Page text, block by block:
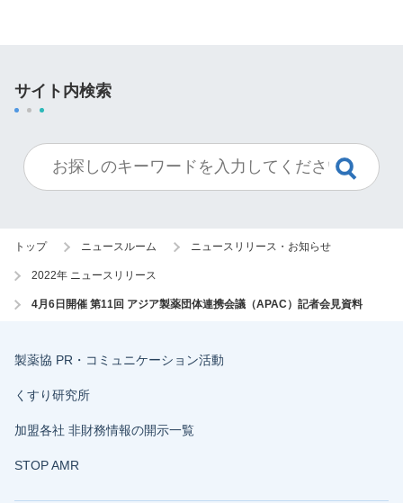
サイト内検索
トップ ニュースルーム ニュースリリース・お知らせ
2022年 ニュースリリース
4月6日開催 第11回 アジア製薬団体連携会議（APAC）記者会見資料
製薬協 PR・コミュニケーション活動
くすり研究所
加盟各社 非財務情報の開示一覧
STOP AMR